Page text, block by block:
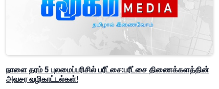
நாளை தரம் 5 புலமைப்பரிசில் பரீட்சை:பரீட்சை திணைக்களத்தின்
அவசர வழிகாட்டல்கள்!